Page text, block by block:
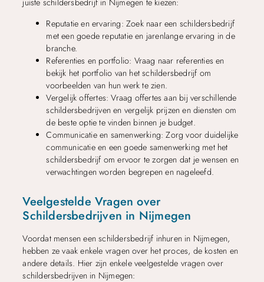
juiste schildersbedrijf in Nijmegen te kiezen:
Reputatie en ervaring: Zoek naar een schildersbedrijf
met een goede reputatie en jarenlange ervaring in de
branche.
Referenties en portfolio: Vraag naar referenties en
bekijk het portfolio van het schildersbedrijf om
voorbeelden van hun werk te zien.
Vergelijk offertes: Vraag offertes aan bij verschillende
schildersbedrijven en vergelijk prijzen en diensten om
de beste optie te vinden binnen je budget.
Communicatie en samenwerking: Zorg voor duidelijke
communicatie en een goede samenwerking met het
schildersbedrijf om ervoor te zorgen dat je wensen en
verwachtingen worden begrepen en nageleefd.
Veelgestelde Vragen over
Schildersbedrijven in Nijmegen
Voordat mensen een schildersbedrijf inhuren in Nijmegen,
hebben ze vaak enkele vragen over het proces, de kosten en
andere details. Hier zijn enkele veelgestelde vragen over
schildersbedrijven in Nijmegen: